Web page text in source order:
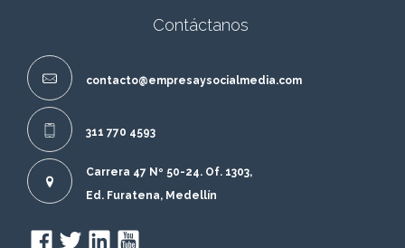
Contáctanos
contacto@empresaysocialmedia.com
311 770 4593
Carrera 47 Nº 50-24. Of. 1303,
Ed. Furatena, Medellín